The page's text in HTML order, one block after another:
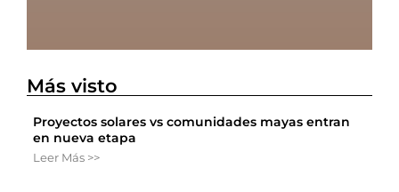
Más visto
Proyectos solares vs comunidades mayas entran
en nueva etapa
Leer Más >>